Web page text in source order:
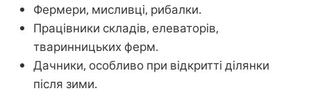
Фермери, мисливці, рибалки.
Працівники складів, елеваторів,
тваринницьких ферм.
Дачники, особливо при відкритті ділянки
після зими.